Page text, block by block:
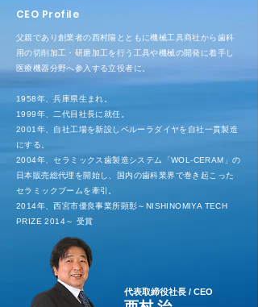
CEO Profile
父親であり創業者の西村陽とともに機械工具商社から歯科
用の切削加工・研磨加工を行う工具や機械の開発に着手し
医療機器分野へ参入する立役者に。
1958年、兵庫県生まれ。
1999年、二代目社長に就任。
2001年、自社工場を新設しペルーラダイヤを自社一貫製造
にする。
2004年、セラミックス歯製造システム「WOL-CERAM」の
日本販売総代理を開始し、国内の歯科業界で巻き起こった
セラミックブームを牽引。
2014年、西宮市優良事業所顕彰～NISHINOMIYA TECH
PRIZE 2014～ 受賞
代表取締役社長 / CEO